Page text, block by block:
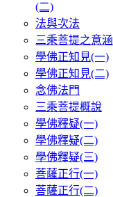
(二)
法與次法
三乘菩提之意涵
學佛正知見(一)
學佛正知見(二)
念佛法門
三乘菩提概說
學佛釋疑(一)
學佛釋疑(二)
學佛釋疑(三)
菩薩正行(一)
菩薩正行(二)